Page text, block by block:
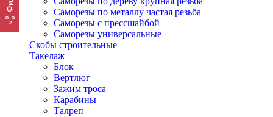
Саморезы по металлу частая резьба
Саморезы с прессшайбой
Саморезы универсальные
Скобы строительные
Такелаж
Блок
Вертлюг
Зажим троса
Карабины
Талреп